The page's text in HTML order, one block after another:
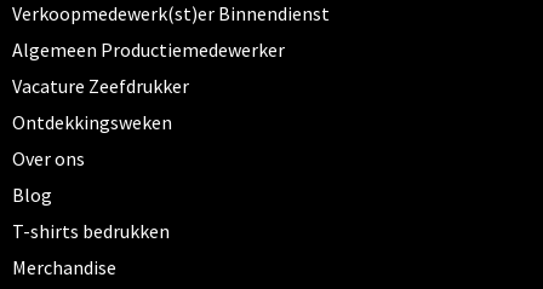
Verkoopmedewerk(st)er Binnendienst
Algemeen Productiemedewerker
Vacature Zeefdrukker
Ontdekkingsweken
Over ons
Blog
T-shirts bedrukken
Merchandise